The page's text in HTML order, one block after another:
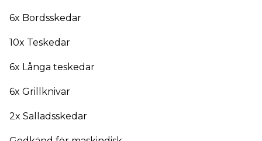
6x Bordsskedar
10x Teskedar
6x Långa teskedar
6x Grillknivar
2x Salladsskedar